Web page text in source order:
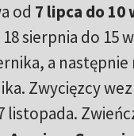
od 7 lipca do 10
sierpnia do 15
a
Zwycięzcy